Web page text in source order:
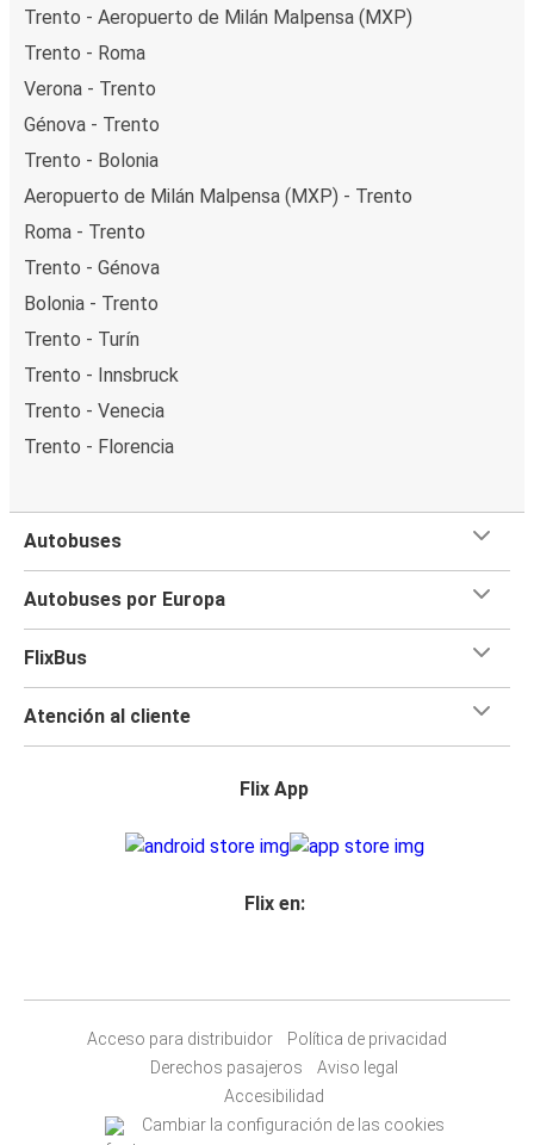
Trento - Aeropuerto de Milán Malpensa (MXP)
Trento - Roma
Verona - Trento
Génova - Trento
Trento - Bolonia
Aeropuerto de Milán Malpensa (MXP) - Trento
Roma - Trento
Trento - Génova
Bolonia - Trento
Trento - Turín
Trento - Innsbruck
Trento - Venecia
Trento - Florencia
Autobuses
Autobuses por Europa
FlixBus
Atención al cliente
Flix App
Flix en:
Acceso para distribuidor
Política de privacidad
Derechos pasajeros
Aviso legal
Accesibilidad
Cambiar la configuración de las cookies